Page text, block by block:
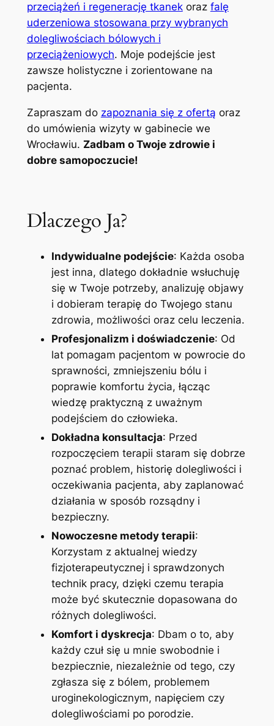
przeciążeń i regenerację tkanekoraz falę
uderzeniowa stosowana przy wybranych
dolegliwościach bólowych i
przeciążeniowych. Moje podejście jest
zawsze holistyczne i zorientowane na
pacjenta.
Zapraszam do zapoznania się z ofertą oraz
do umówienia wizyty w gabinecie we
Wrocławiu. Zadbam o Twoje zdrowie i
dobre samopoczucie!
Dlaczego Ja?
Indywidualne podejście: Każda osoba
jest inna, dlatego dokładnie wsłuchuję
się w Twoje potrzeby, analizuję objawy
i dobieram terapię do Twojego stanu
zdrowia, możliwości oraz celu leczenia.
Profesjonalizm i doświadczenie: Od
lat pomagam pacjentom w powrocie do
sprawności, zmniejszeniu bólu i
poprawie komfortu życia, łącząc
wiedzę praktyczną z uważnym
podejściem do człowieka.
Dokładna konsultacja: Przed
rozpoczęciem terapii staram się dobrze
poznać problem, historię dolegliwości i
oczekiwania pacjenta, aby zaplanować
działania w sposób rozsądny i
bezpieczny.
Nowoczesne metody terapii:
Korzystam z aktualnej wiedzy
fizjoterapeutycznej i sprawdzonych
technik pracy, dzięki czemu terapia
może być skutecznie dopasowana do
różnych dolegliwości.
Komfort i dyskrecja: Dbam o to, aby
każdy czuł się u mnie swobodnie i
bezpiecznie, niezależnie od tego, czy
zgłasza się z bólem, problemem
uroginekologicznym, napięciem czy
dolegliwościami po porodzie.